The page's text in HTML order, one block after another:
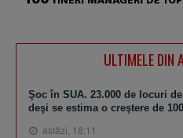
ULTIMELE DIN
Şoc în SUA. 23.000 de locuri
deşi se estima o creştere de
astăzi, 18:11